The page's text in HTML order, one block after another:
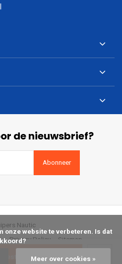
Bestellen
de nieuwsbrief?
Abonneer
Privacy Policy Sitemap
Nautic
Meer over cookies »